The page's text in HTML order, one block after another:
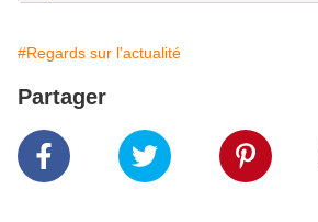
#Regards sur l'actualité
Partager